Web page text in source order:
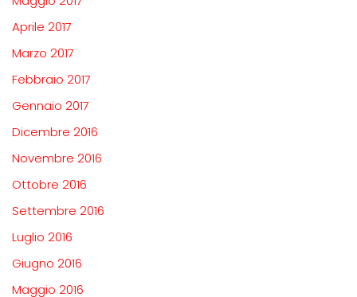
Aprile 2017
Marzo 2017
Febbraio 2017
Gennaio 2017
Dicembre 2016
Novembre 2016
Ottobre 2016
Settembre 2016
Luglio 2016
Giugno 2016
Maggio 2016